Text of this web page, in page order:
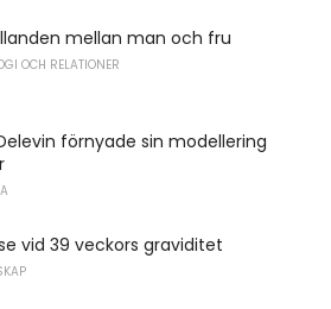
mellan man och fru
OCH RELATIONER
förnyade sin modellering
vid 39 veckors graviditet